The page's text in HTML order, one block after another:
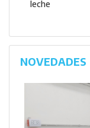
leche
NOVEDADES